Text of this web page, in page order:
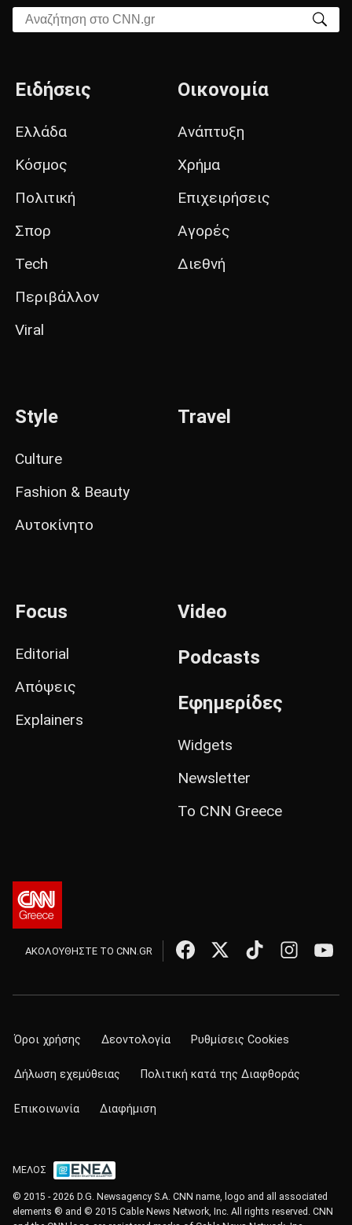
Αναζήτηση στο CNN.gr
Ειδήσεις
Ελλάδα
Κόσμος
Πολιτική
Σπορ
Tech
Περιβάλλον
Viral
Οικονομία
Ανάπτυξη
Χρήμα
Επιχειρήσεις
Αγορές
Διεθνή
Style
Culture
Fashion & Beauty
Αυτοκίνητο
Travel
Focus
Editorial
Απόψεις
Explainers
Video
Podcasts
Εφημερίδες
Widgets
Newsletter
Το CNN Greece
ΑΚΟΛΟΥΘΗΣΤΕ ΤΟ CNN.GR
Όροι χρήσης Δεοντολογία Ρυθμίσεις Cookies
Δήλωση εχεμύθειας Πολιτική κατά της Διαφθοράς
Επικοινωνία Διαφήμιση
ΜΕΛΟΣ
© 2015 - 2026 D.G. Newsagency S.A. CNN name, logo and all associated
elements ® and © 2015 Cable News Network, Inc. All rights reserved. CNN